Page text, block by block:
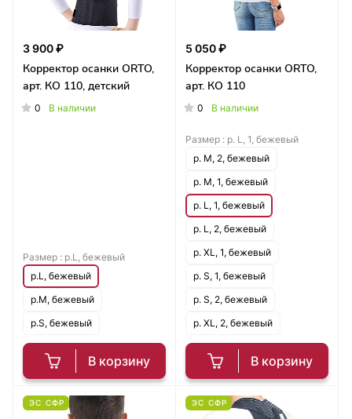
3 900 ₽
Корректор осанки ORTO,
арт. КО 110, детский
0 В наличии
В корзину
Размер : р.L, бежевый
р.L, бежевый
р.M, бежевый
р.S, бежевый
5 050 ₽
Корректор осанки ORTO,
арт. КО 110
0 В наличии
В корзину
Размер : р. L, 1, бежевый
р. M, 2, бежевый
р. M, 1, бежевый
р. L, 1, бежевый
р. L, 2, бежевый
р. XL, 1, бежевый
р. S, 1, бежевый
р. S, 2, бежевый
р. XL, 2, бежевый
ЭС СФР ЭС СФР